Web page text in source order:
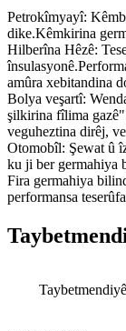
Petrokîmyayî:
dike.Kêmkirina
Hilberîna Hêzê:
amûra xebitandina
Bolya veşartî:
şilkirina fîlima
veguheztina dirêj,
Otomobîl: Şewat û
ku ji ber germahiya
Fira germahiya
performansa